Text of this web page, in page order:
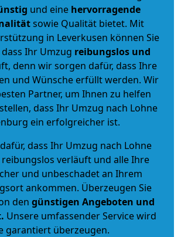
und eine hervorragende
sowie Qualität bietet. Mit
in Leverkusen können Sie
Ihr Umzug reibungslos und
denn wir sorgen dafür, dass Ihre
und Wünsche erfüllt werden. Wir
Partner, um Ihnen zu helfen
dass Ihr Umzug nach Lohne
ein erfolgreicher ist.
dass Ihr Umzug nach Lohne
verläuft und alle Ihre
und unbeschadet an Ihrem
ankommen. Überzeugen Sie
den günstigen Angeboten und
. Unsere umfassender Service wird
garantiert überzeugen.